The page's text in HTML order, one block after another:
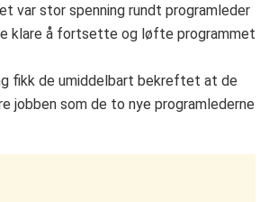
var stor spenning rundt programleder
klare å fortsette og løfte programmet
fikk de umiddelbart bekreftet at de
jobben som de to nye programlederne